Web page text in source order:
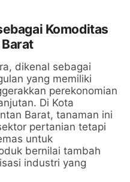
Komoditas
dikenal sebagai
yang memiliki
perekonomian
Di Kota
Barat, tanaman ini
pertanian tetapi
untuk
bernilai tambah
industri yang